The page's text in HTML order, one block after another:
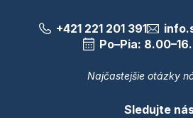
+421 221 201 391
Po–Pia:
Najčastejšie otázky
Sledujte